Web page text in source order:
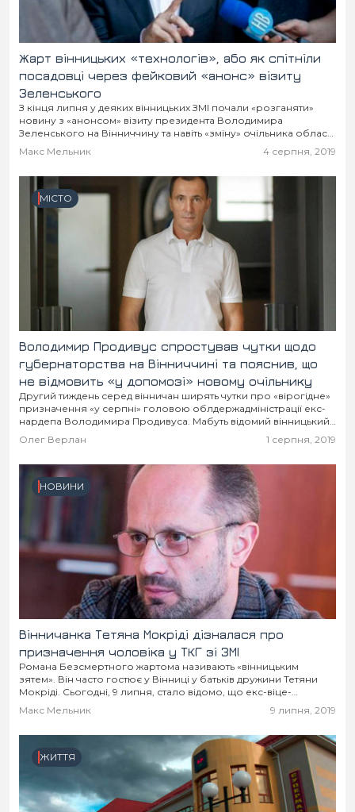
Жарт вінницьких «технологів», або як спітніли
посадовці через фейковий «анонс» візиту
Зеленського
З кінця липня у деяких вінницьких ЗМІ почали «розганяти»
новину з «анонсом» візиту президента Володимира
Зеленського на Вінниччину та навіть «зміну» очільника області.
Фейк ймовірно «запустили» деякі містяни, що називають...
Макс Мельник 4 серпня, 2019
МІСТО
Володимир Продивус спростував чутки щодо
губернаторства на Вінниччині та пояснив, що
не відмовить «у допомозі» новому очільнику
Другий тиждень серед вінничан ширять чутки про «вірогідне»
призначення «у серпні» головою облдержадміністрації екс-
нардепа Володимира Продивуса. Мабуть відомий вінницький
бізнесмен втомився їх заперечувати кожному, тому 31 липня
опублікував допис у...
Олег Верлан 1 серпня, 2019
НОВИНИ
Вінничанка Тетяна Мокріді дізналася про
призначення чоловіка у ТКГ зі ЗМІ
Романа Безсмертного жартома називають «вінницьким
зятем». Він часто гостює у Вінниці у батьків дружини Тетяни
Мокріді. Сьогодні, 9 липня, стало відомо, що екс-віце-
прем’єра та колишнього посла України у Білорусі
«повторно»...
Макс Мельник 9 липня, 2019
ЖИТТЯ